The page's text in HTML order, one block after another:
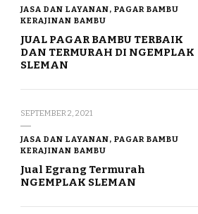
JASA DAN LAYANAN, PAGAR BAMBU
KERAJINAN BAMBU
JUAL PAGAR BAMBU TERBAIK
DAN TERMURAH DI NGEMPLAK
SLEMAN
SEPTEMBER 2, 2021
JASA DAN LAYANAN, PAGAR BAMBU
KERAJINAN BAMBU
Jual Egrang Termurah
NGEMPLAK SLEMAN